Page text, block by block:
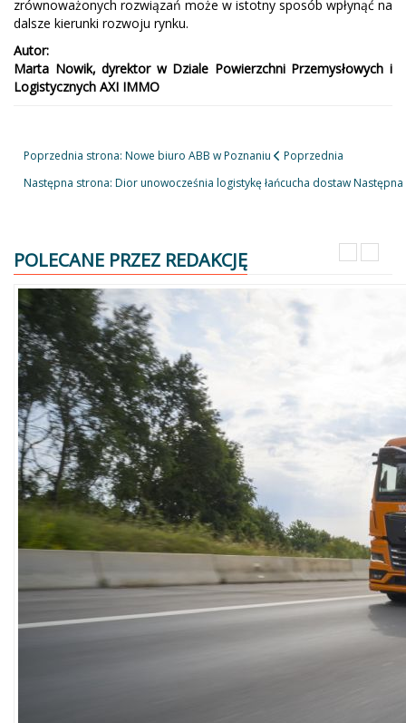
zrównoważonych rozwiązań może w istotny sposób wpłynąć na
dalsze kierunki rozwoju rynku.
Autor:
Marta Nowik, dyrektor w Dziale Powierzchni Przemysłowych i
Logistycznych AXI IMMO
Poprzednia strona: Nowe biuro ABB w Poznaniu
Poprzednia
Następna strona: Dior unowocześnia logistykę łańcucha dostawNastępna
POLECANE PRZEZ REDAKCJĘ